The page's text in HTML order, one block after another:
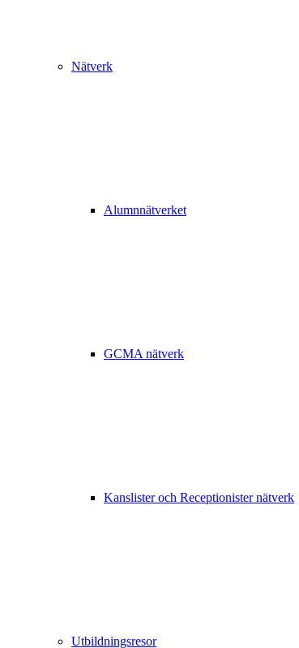
Nätverk
Alumnnätverket
GCMA nätverk
Kanslister och Receptionister nätverk
Utbildningsresor